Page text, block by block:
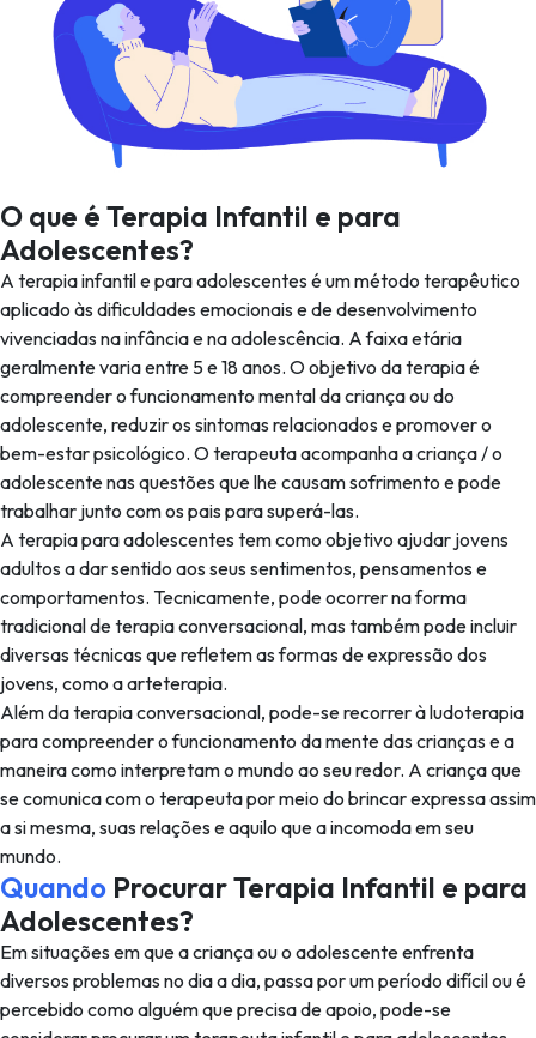
O que é Terapia Infantil e para
Adolescentes?
A terapia infantil e para adolescentes é um método terapêutico
aplicado às dificuldades emocionais e de desenvolvimento
vivenciadas na infância e na adolescência. A faixa etária
geralmente varia entre 5 e 18 anos. O objetivo da terapia é
compreender o funcionamento mental da criança ou do
adolescente, reduzir os sintomas relacionados e promover o
bem-estar psicológico. O terapeuta acompanha a criança / o
adolescente nas questões que lhe causam sofrimento e pode
trabalhar junto com os pais para superá-las.
A terapia para adolescentes tem como objetivo ajudar jovens
adultos a dar sentido aos seus sentimentos, pensamentos e
comportamentos. Tecnicamente, pode ocorrer na forma
tradicional de terapia conversacional, mas também pode incluir
diversas técnicas que refletem as formas de expressão dos
jovens, como a arteterapia.
Além da terapia conversacional, pode-se recorrer à ludoterapia
para compreender o funcionamento da mente das crianças e a
maneira como interpretam o mundo ao seu redor. A criança que
se comunica com o terapeuta por meio do brincar expressa assim
a si mesma, suas relações e aquilo que a incomoda em seu
mundo.
Quando Procurar Terapia Infantil e para
Adolescentes?
Em situações em que a criança ou o adolescente enfrenta
diversos problemas no dia a dia, passa por um período difícil ou é
percebido como alguém que precisa de apoio, pode-se